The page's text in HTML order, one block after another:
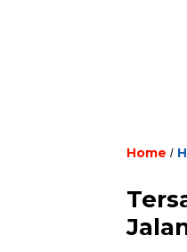
Home /